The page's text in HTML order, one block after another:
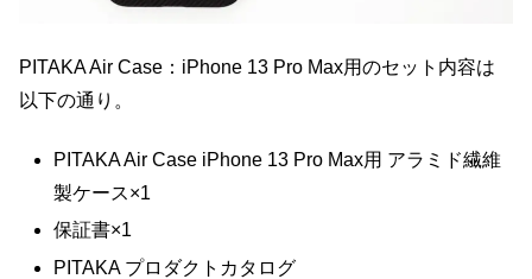
PITAKA Air Case：iPhone 13 Pro Max用のセット内容は
以下の通り。
PITAKA Air Case iPhone 13 Pro Max用 アラミド繊維
製ケース×1
保証書×1
PITAKA プロダクトカタログ